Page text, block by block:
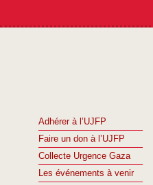
Adhérer à l’UJFP
Faire un don à l’UJFP
Collecte Urgence Gaza
Les événements à venir